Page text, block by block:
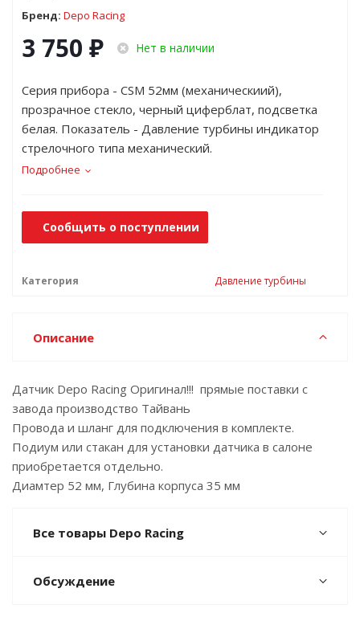
Бренд: Depo Racing
3 750 ₽ Нет в наличии
Серия прибора - CSM 52мм (механическиий),
прозрачное стекло, черный циферблат, подсветка
белая. Показатель - Давление турбины индикатор
стрелочного типа механический.
Подробнее
Сообщить о поступлении
Категория Давление турбины
Описание
Датчик Depo Racing Оригинал!!! прямые поставки с
завода производство Тайвань
Провода и шланг для подключения в комплекте.
Подиум или стакан для установки датчика в салоне
приобретается отдельно.
Диамтер 52 мм, Глубина корпуса 35 мм
Все товары Depo Racing
Обсуждение